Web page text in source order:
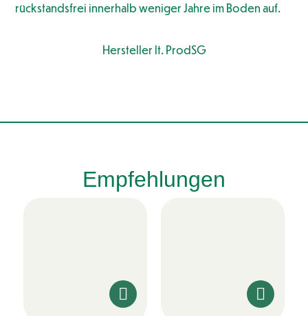
Hersteller lt. ProdSG
rückstandsfrei innerhalb weniger Jahre im Boden auf.
Empfehlungen